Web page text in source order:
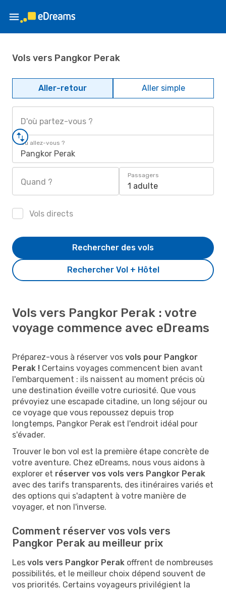
Vols vers Pangkor Perak
Aller-retour Aller simple
D'où partez-vous ?
Où allez-vous ?
Pangkor Perak
Quand ?
Passagers
1 adulte
Vols directs
Rechercher Vol + Hôtel
Rechercher des vols
Vols vers Pangkor Perak : votre
voyage commence avec eDreams
Préparez-vous à réserver vos vols pour Pangkor
Perak ! Certains voyages commencent bien avant
l'embarquement : ils naissent au moment précis où
une destination éveille votre curiosité. Que vous
prévoyiez une escapade citadine, un long séjour ou
ce voyage que vous repoussez depuis trop
longtemps, Pangkor Perak est l'endroit idéal pour
s'évader.
Trouver le bon vol est la première étape concrète de
votre aventure. Chez eDreams, nous vous aidons à
explorer et réserver vos vols vers Pangkor Perak
avec des tarifs transparents, des itinéraires variés et
des options qui s'adaptent à votre manière de
voyager, et non l'inverse.
Comment réserver vos vols vers
Pangkor Perak au meilleur prix
Les vols vers Pangkor Perak offrent de nombreuses
possibilités, et le meilleur choix dépend souvent de
vos priorités. Certains voyageurs privilégient la